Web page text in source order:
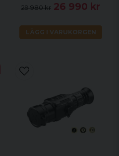
29 980 kr 26 990 kr
LÄGG I VARUKORGEN